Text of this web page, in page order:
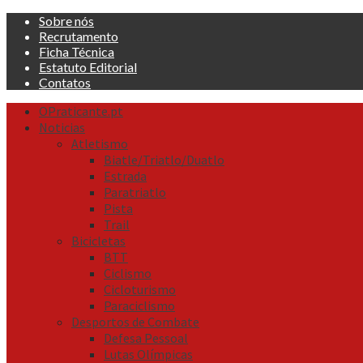
Skip
content
Sobre nós
Recrutamento
Ficha Técnica
Estatuto Editorial
Contatos
Primary
Menu
OPraticante.pt
Noticias
Atletismo
Biatle/Triatlo/Duatlo
Estrada
Paratriatlo
Pista
Trail
Bicicletas
BTT
Ciclismo
Cicloturismo
Paraciclismo
Desportos de Combate
Defesa Pessoal
Lutas Olímpicas